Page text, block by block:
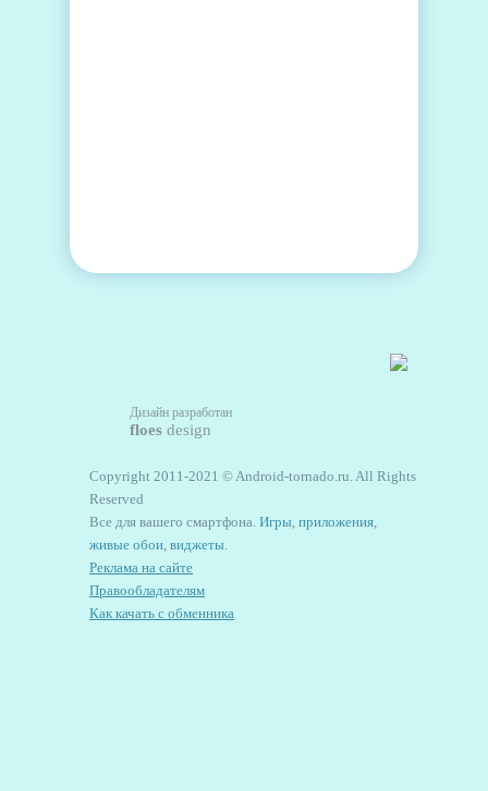
Дизайн разработан
floes design
Copyright 2011-2021 © Android-tornado.ru. All Rights
Reserved
Все для вашего смартфона. Игры, приложения,
живые обои, виджеты.
Реклама на сайте
Правообладателям
Как качать с обменника